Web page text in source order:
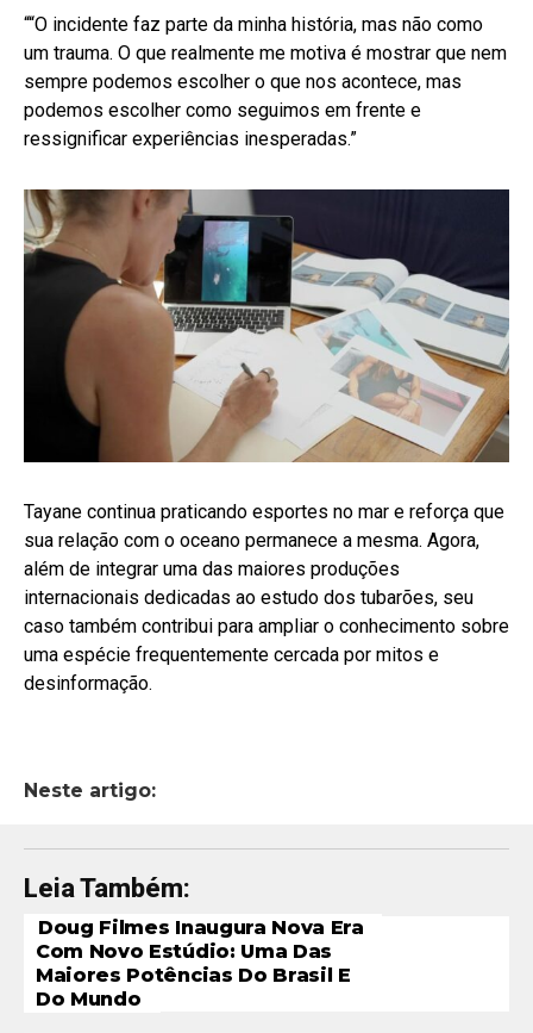
““O incidente faz parte da minha história, mas não como
um trauma. O que realmente me motiva é mostrar que nem
sempre podemos escolher o que nos acontece, mas
podemos escolher como seguimos em frente e
ressignificar experiências inesperadas.”
Tayane continua praticando esportes no mar e reforça que
sua relação com o oceano permanece a mesma. Agora,
além de integrar uma das maiores produções
internacionais dedicadas ao estudo dos tubarões, seu
caso também contribui para ampliar o conhecimento sobre
uma espécie frequentemente cercada por mitos e
desinformação.
Neste artigo:
Leia Também:
Doug Filmes Inaugura Nova Era
Com Novo Estúdio: Uma Das
Maiores Potências Do Brasil E
Do Mundo